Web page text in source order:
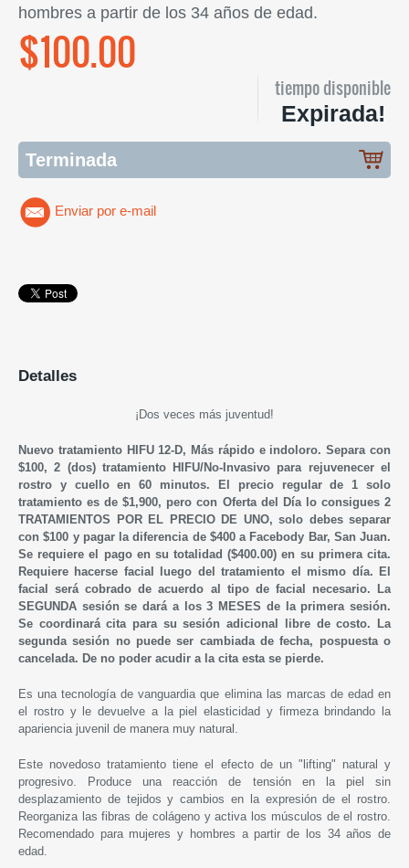
hombres a partir de los 34 años de edad.
$100.00
tiempo disponible
Expirada!
Terminada
Enviar por e-mail
Detalles
¡Dos veces más juventud!
Nuevo tratamiento HIFU 12-D, Más rápido e indoloro. Separa con
$100, 2 (dos) tratamiento HIFU/No-Invasivo para rejuvenecer el
rostro y cuello en 60 minutos. El precio regular de 1 solo
tratamiento es de $1,900, pero con Oferta del Día lo consigues 2
TRATAMIENTOS POR EL PRECIO DE UNO, solo debes separar
con $100 y pagar la diferencia de $400 a Facebody Bar, San Juan.
Se requiere el pago en su totalidad ($400.00) en su primera cita.
Requiere hacerse facial luego del tratamiento el mismo día. El
facial será cobrado de acuerdo al tipo de facial necesario. La
SEGUNDA sesión se dará a los 3 MESES de la primera sesión.
Se coordinará cita para su sesión adicional libre de costo. La
segunda sesión no puede ser cambiada de fecha, pospuesta o
cancelada. De no poder acudir a la cita esta se pierde.
Es una tecnología de vanguardia que elimina las marcas de edad en
el rostro y le devuelve a la piel elasticidad y firmeza brindando la
apariencia juvenil de manera muy natural.
Este novedoso tratamiento tiene el efecto de un "lifting" natural y
progresivo. Produce una reacción de tensión en la piel sin
desplazamiento de tejidos y cambios en la expresión de el rostro.
Reorganiza las fibras de colágeno y activa los músculos de el rostro.
Recomendado para mujeres y hombres a partir de los 34 años de
edad.